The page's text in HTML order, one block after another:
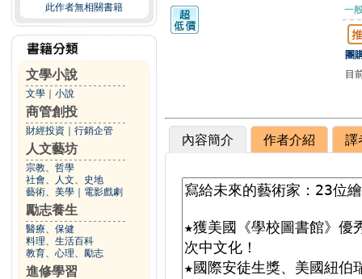
此作者無相關書籍
文學小說
文學 小說
商管創投
財經投資 行銷企管
人文藝坊
宗教、哲學
社會、人文、史地
藝術、美學
電影戲劇
勵志養生
醫療、保健
料理、生活百科
教育、心理、勵志
進修學習
一
團
目
內容簡介 作者介紹 譯